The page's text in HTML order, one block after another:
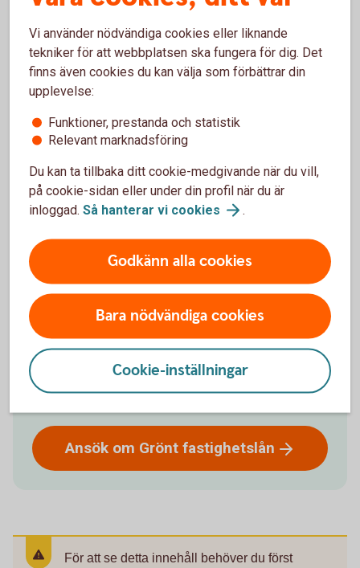
Vi har också Grönt
byggnadskreditiv
Skaffa Grön fastighetslån
Ansök om Grönt fastighetslån
Ansök
online
För att se detta innehåll behöver du först
Vi använder nödvändiga cookies eller liknande
tekniker för att webbplatsen ska fungera för dig. Det
finns även cookies du kan välja som förbättrar din
upplevelse:
Funktioner, prestanda och statistik
Relevant marknadsföring
Du kan ta tillbaka ditt cookie-medgivande när du vill,
på cookie-sidan eller under din profil när du är
inloggad. Så hanterar vi cookies .
Godkänn alla cookies
Bara nödvändiga cookies
Cookie-inställningar